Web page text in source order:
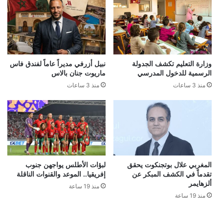
وزارة التعليم تكشف الجدولة
الرسمية للدخول المدرسي
منذ 3 ساعات
نبيل أزرفي مديراً عاماً لفندق فاس
ماريوت جنان بالاس
منذ 3 ساعات
المغربي علال بوتجنكوت يحقق
تقدماً في الكشف المبكر عن
ألزهايمر
منذ 19 ساعة
لبؤات الأطلس يواجهن جنوب
إفريقيا.. الموعد والقنوات الناقلة
منذ 19 ساعة